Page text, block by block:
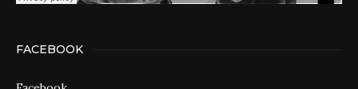
FACEBOOK